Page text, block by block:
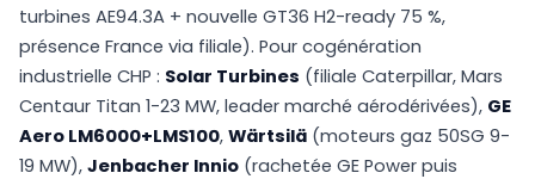
turbines AE94.3A + nouvelle GT36 H2-ready 75 %,
présence France via filiale). Pour cogénération
industrielle CHP : Solar Turbines (filiale Caterpillar, Mars
Centaur Titan 1-23 MW, leader marché aérodérivées), GE
Aero LM6000+LMS100, Wärtsilä (moteurs gaz 50SG 9-
19 MW), Jenbacher Innio (rachetée GE Power puis